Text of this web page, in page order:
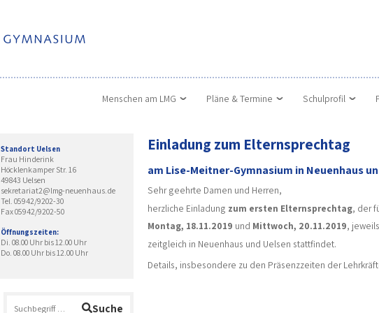
Menschen am LMG Pläne & Termine Schulprofil
Einladung zum Elternsprechtag
am Lise-Meitner-Gymnasium in Neuenhaus
Sehr geehrte Damen und Herren,
herzliche Einladung zum ersten Elternsprechtag, der
Montag, 18.11.2019 und Mittwoch, 20.11.2019,
zeitgleich in Neuenhaus und Uelsen stattfindet.
Details, insbesondere zu den Präsenzzeiten der
Standort Uelsen
Frau Hinderink
Höcklenkamper Str. 16
49843 Uelsen
sekretariat2@lmg-neuenhaus.de
Tel. 05942/9202-30
Fax 05942/9202-50
Öffnungszeiten:
Di. 08.00 Uhr bis 12.00 Uhr
Do. 08.00 Uhr bis 12.00 Uhr
nach:
Suche